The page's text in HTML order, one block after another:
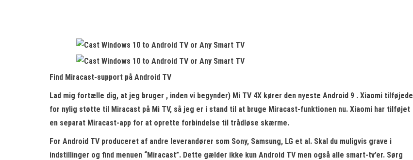
Find Miracast-support på Android TV
Lad mig fortælle dig, at jeg bruger , inden vi begynder) Mi TV 4X kører den nyeste Android 9 . Xiaomi tilføjede
for nylig støtte til Miracast på Mi TV, så jeg er i stand til at bruge Miracast-funktionen nu. Xiaomi har tilføjet
en separat Miracast-app for at oprette forbindelse til trådløse skærme.
For Android TV produceret af andre leverandører som Sony, Samsung, LG et al. Skal du muligvis grave i
indstillinger og find menuen “Miracast”. Dette gælder ikke kun Android TV men også alle smart-tv’er. Sørg